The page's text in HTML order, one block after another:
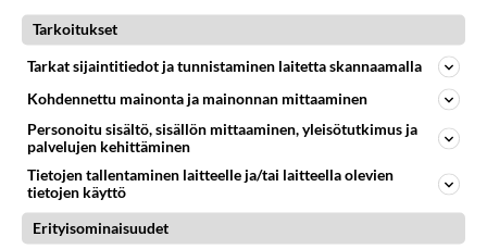
Ketjusta on poistettu
LUETUIMMAT KESKUSTELUT
PÄIVÄ VIIKKO KUUKAUSI
1404
Tarkoitukset
Tarkat sijaintitiedot ja tunnistaminen laitetta skannaamalla
Kohdennettu mainonta ja mainonnan mittaaminen
Personoitu sisältö, sisällön mittaaminen, yleisötutkimus ja
palvelujen kehittäminen
Tietojen tallentaminen laitteelle ja/tai laitteella olevien
tietojen käyttö
Erityisominaisuudet